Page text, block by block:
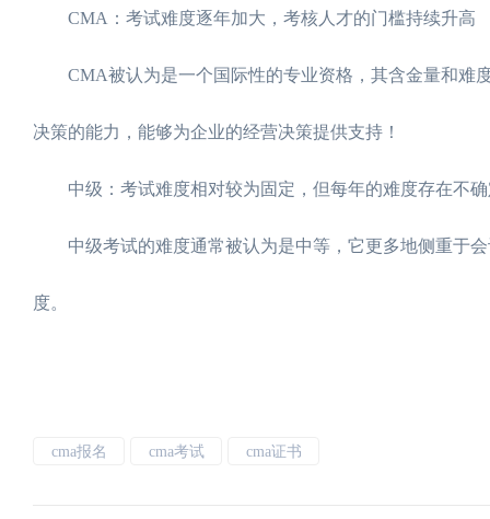
CMA：考试难度逐年加大，考核人才的门槛持续升高
CMA被认为是一个国际性的专业资格，其含金量和难
决策的能力，能够为企业的经营决策提供支持！
中级：考试难度相对较为固定，但每年的难度存在不确
中级考试的难度通常被认为是中等，它更多地侧重于会
度。
cma报名 cma考试 cma证书